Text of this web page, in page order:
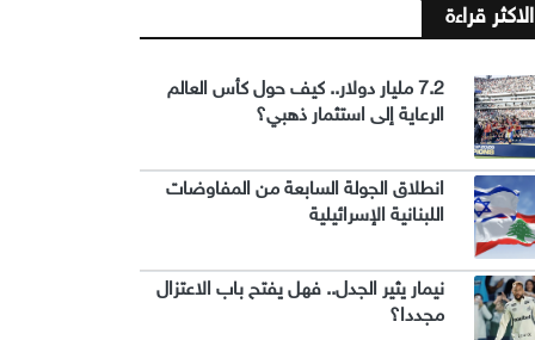
الاكثر قراءة
7.2 مليار دولار.. كيف حول كأس العالم
الرعاية إلى استثمار ذهبي؟
انطلاق الجولة السابعة من المفاوضات
اللبنانية الإسرائيلية
نيمار يثير الجدل.. فهل يفتح باب الاعتزال
مجددا؟